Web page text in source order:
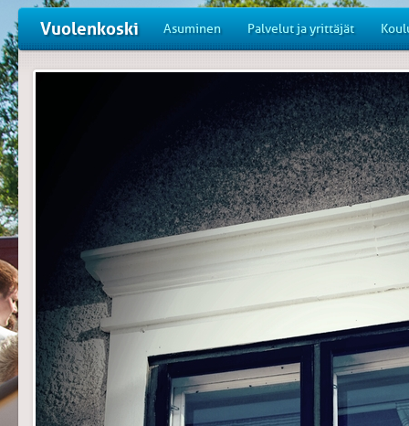
Vuolenkoski Asuminen Palvelut ja yrittäjät